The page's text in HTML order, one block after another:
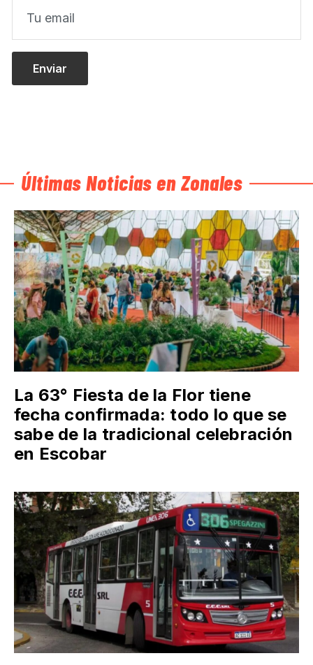
Últimas Noticias en Zonales
La 63° Fiesta de la Flor tiene
fecha confirmada: todo lo que se
sabe de la tradicional celebración
en Escobar